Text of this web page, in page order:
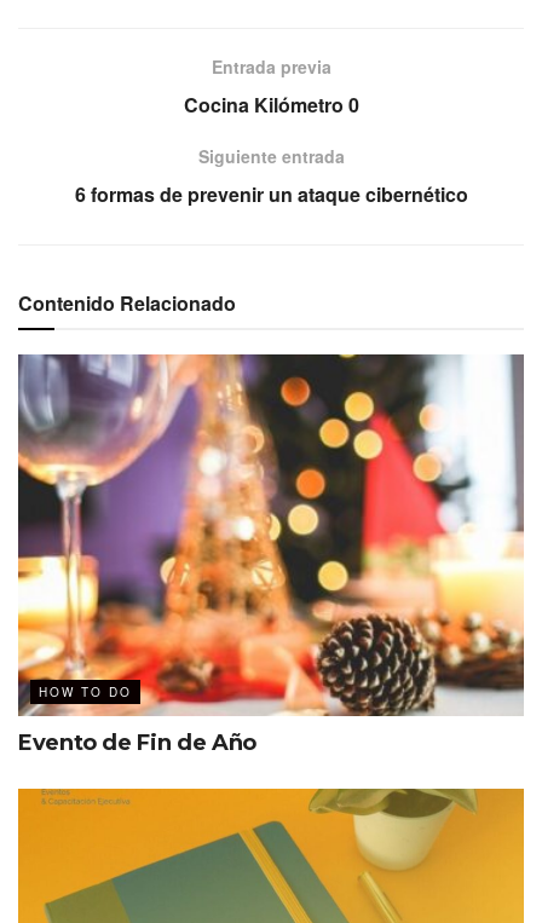
Entrada previa
Cocina Kilómetro 0
Siguiente entrada
6 formas de prevenir un ataque cibernético
Contenido Relacionado
HOW TO DO
Evento de Fin de Año